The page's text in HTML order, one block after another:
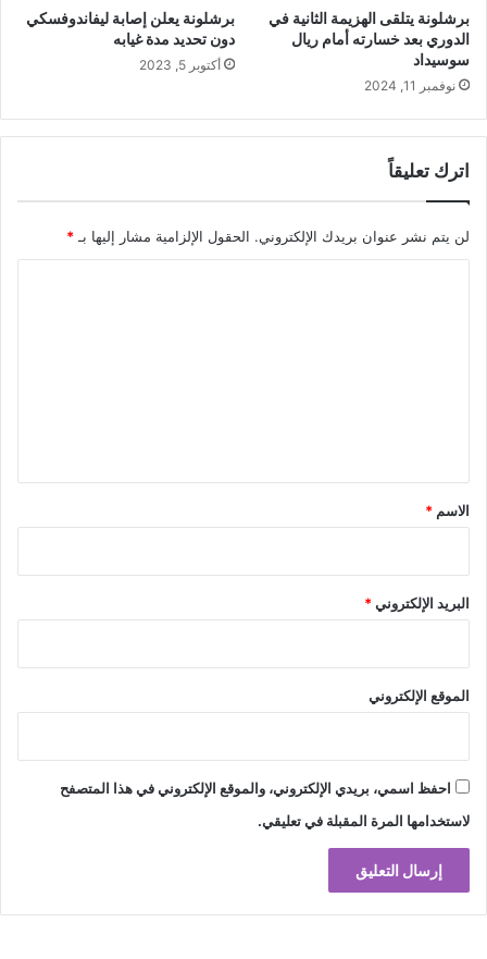
برشلونة يتلقى الهزيمة الثانية في
الدوري بعد خسارته أمام ريال
سوسيداد
نوفمبر 11, 2024
برشلونة يعلن إصابة ليفاندوفسكي
دون تحديد مدة غيابه
أكتوبر 5, 2023
اترك تعليقاً
لن يتم نشر عنوان بريدك الإلكتروني. الحقول الإلزامية مشار إليها بـ*
*
الاسم *
البريد الإلكتروني*
الموقع الإلكتروني
احفظ اسمي، بريدي الإلكتروني، والموقع الإلكتروني في هذا المتصفح
لاستخدامها المرة المقبلة في تعليقي.